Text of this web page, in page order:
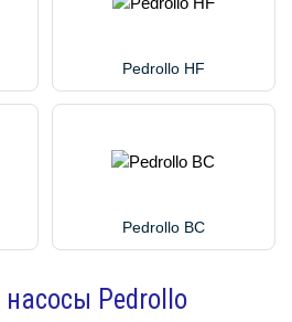
Pedrollo HF
Pedrollo BC
Pedrollo